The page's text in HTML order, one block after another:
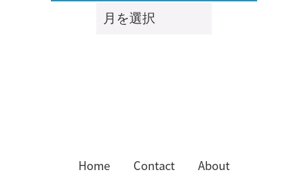
月
別
Home Contact About